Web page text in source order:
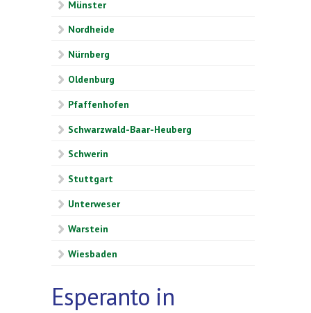
Münster
Nordheide
Nürnberg
Oldenburg
Pfaffenhofen
Schwarzwald-Baar-Heuberg
Schwerin
Stuttgart
Unterweser
Warstein
Wiesbaden
Esperanto in